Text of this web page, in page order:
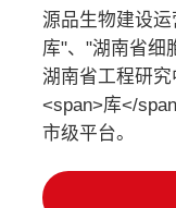
源品生物建设
库"、"湖南省细
湖南省工程研
<span>库</
市级平台。